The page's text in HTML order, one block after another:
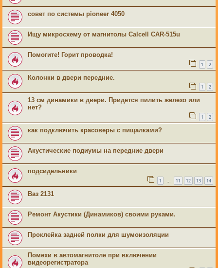
совет по системы pioneer 4050
Ищу микросхему от магнитолы Calcell CAR-515u
Помогите! Горит проводка!
1 2
Колонки в двери передние.
1 2
13 см динамики в двери. Придется пилить железо или
нет?
1 2
как подключить красоверы с пищалками?
Акустические подиумы на передние двери
подсидельники
1 … 11 12 13 14
Ваз 2131
Ремонт Акустики (Динамиков) своими руками.
Проклейка задней полки для шумоизоляции
Помехи в автомагнитоле при включении
видеорегистратора